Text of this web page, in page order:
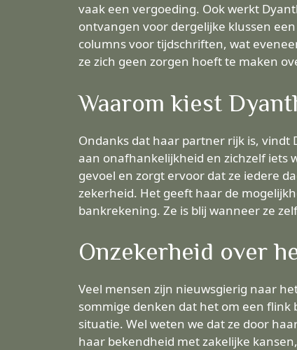
vaak een vergoeding. Ook werkt
ontvangen voor dergelijke klussen
columns voor tijdschriften, wat
ze zich geen zorgen hoeft te maken
Waarom kiest
Ondanks dat haar partner rijk is,
aan onafhankelijkheid en zichzelf iets
gevoel en zorgt ervoor dat ze iedere
zekerheid. Het geeft haar de
bankrekening. Ze is blij wanneer ze
Onzekerheid over
Veel mensen zijn nieuwsgierig naar
sommige denken dat het om een flink
situatie. Wel weten we dat ze door
haar bekendheid met zakelijke